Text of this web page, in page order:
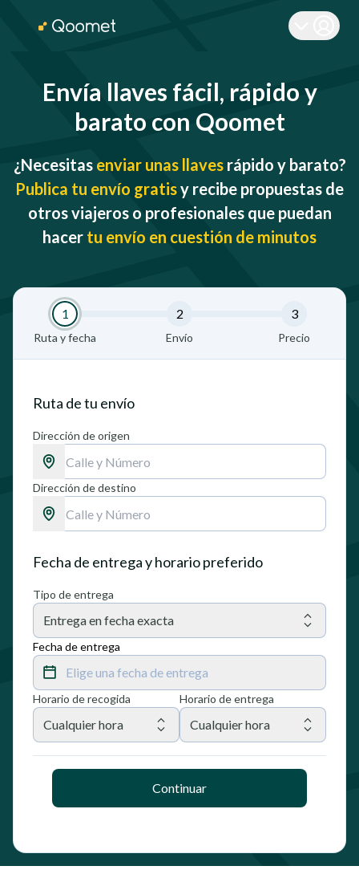
Envía llaves fácil, rápido y
barato con Qoomet
¿Necesitas enviar unas llavesrápido y barato?
Publica tu envío gratisy recibe propuestas de
otros viajeros o profesionales que puedan
hacer tu envío en cuestión de minutos
1
Ruta y fecha
2
Envío
3
Precio
Ruta de tu envío
Dirección de origen
Dirección de destino
Fecha de entrega y horario preferido
Tipo de entrega
Entrega en fecha exacta
Fecha de entrega
Elige una fecha de entrega
Horario de recogida
Cualquier hora
Horario de entrega
Cualquier hora
Continuar